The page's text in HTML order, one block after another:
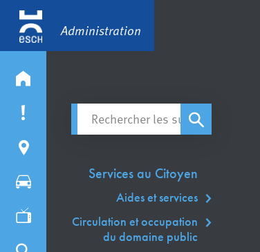
Administration
Rechercher les sujets
Services au Citoyen
Aides et services
Circulation et occupation
du domaine public